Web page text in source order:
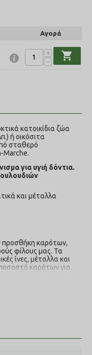
Αγορά
+
−
shopping_cart
κατοικίδια ζώα
ή οικόσιτα
σταθερό
Marche.
για υγιή δόντια.
και μέταλλα
προσθήκη καρότων,
φίλους μας. Τα
ίνες, μέταλλα και
καρότων για
τα δόντια υγιή.
όπου ο όμιλος Nucci
σε μια υπέροχη
Urbino και
χλοοτάπητας;
εργασία